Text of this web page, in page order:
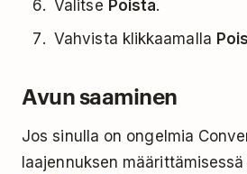
Valitse Poista.
Vahvista klikkaamalla
Avun saaminen
Jos sinulla on ongelmia
laajennuksen